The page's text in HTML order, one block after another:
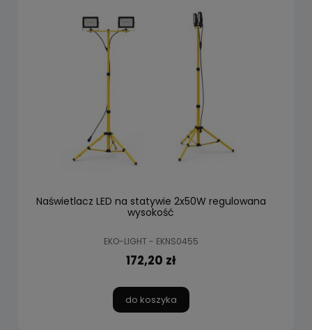
Naświetlacz LED na statywie 2x50W regulowana
wysokość
EKO-LIGHT - EKNS0455
172,20 zł
do koszyka